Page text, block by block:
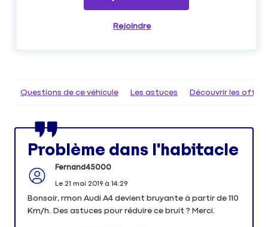
Rejoindre
Questions de ce véhicule Les astuces Découvrir les
Problème dans l'habitacle
Fernand45000
Le 21 mai 2019à 14:29
Bonsoir, rmon Audi A4 devient bruyante à partir de 110
Km/h. Des astuces pour réduire ce bruit ? Merci.